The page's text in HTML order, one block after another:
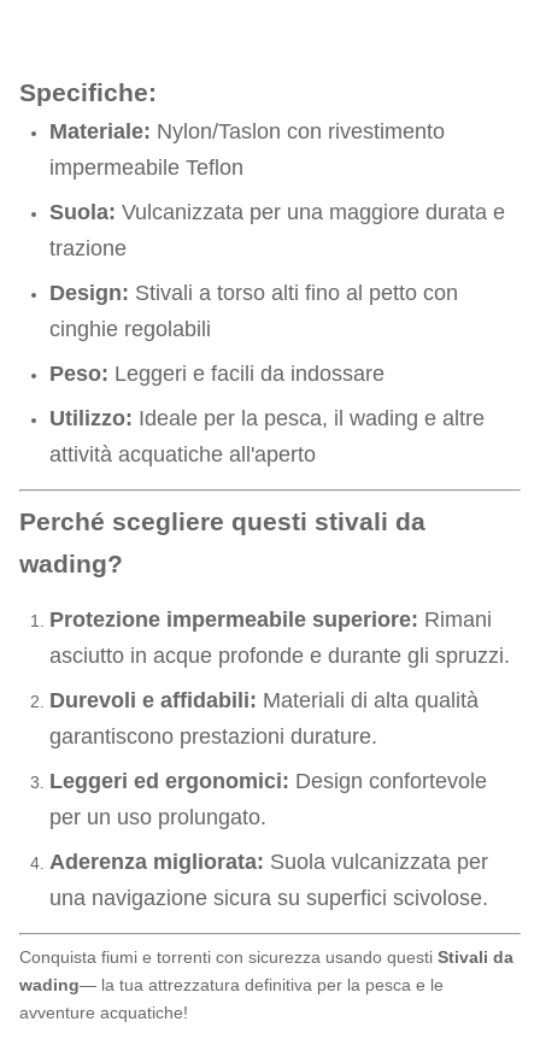
Specifiche:
Materiale: Nylon/Taslon con rivestimento
impermeabile Teflon
Suola: Vulcanizzata per una maggiore durata e
trazione
Design: Stivali a torso alti fino al petto con
cinghie regolabili
Peso: Leggeri e facili da indossare
Utilizzo: Ideale per la pesca, il wading e altre
attività acquatiche all'aperto
Perché scegliere questi stivali da
wading?
Protezione impermeabile superiore: Rimani
asciutto in acque profonde e durante gli spruzzi.
Durevoli e affidabili: Materiali di alta qualità
garantiscono prestazioni durature.
Leggeri ed ergonomici: Design confortevole
per un uso prolungato.
Aderenza migliorata: Suola vulcanizzata per
una navigazione sicura su superfici scivolose.
Conquista fiumi e torrenti con sicurezza usando questi Stivali da
wading— la tua attrezzatura definitiva per la pesca e le
avventure acquatiche!